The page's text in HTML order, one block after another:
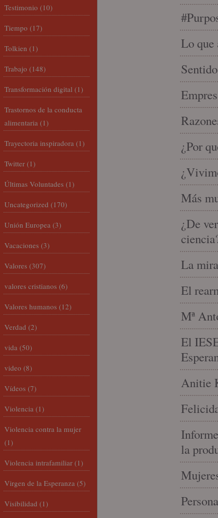
Lo que
¿Por
Más
¿De
La
El
Mª
El
Anitie
la
Testimonio (10)
Tiempo (17)
Tolkien (1)
Trabajo (148)
Transformación digital (1)
Trastornos de la conducta
alimentaria (1)
Trayectoria inspiradora (1)
Twitter (1)
Últimas Voluntades (1)
Uncategorized (170)
Unión Europea (3)
Vacaciones (3)
Valores (307)
valores cristianos (6)
Valores humanos (12)
Verdad (2)
vida (50)
video (8)
Vídeos (7)
Violencia (1)
Violencia contra la mujer
(1)
Violencia intrafamiliar (1)
Virgen de la Esperanza (5)
Visibilidad (1)